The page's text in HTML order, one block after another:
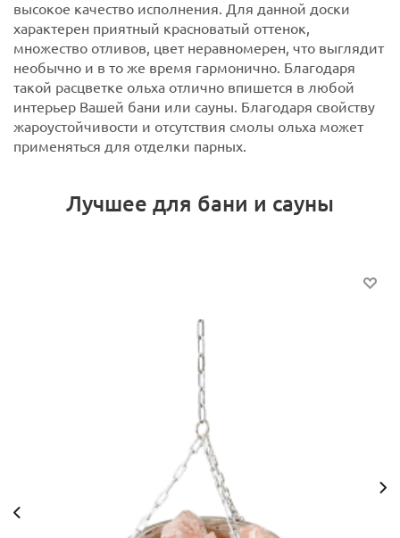
высокое качество исполнения. Для данной доски
характерен приятный красноватый оттенок,
множество отливов, цвет неравномерен, что выглядит
необычно и в то же время гармонично. Благодаря
такой расцветке ольха отлично впишется в любой
интерьер Вашей бани или сауны. Благодаря свойству
жароустойчивости и отсутствия смолы ольха может
применяться для отделки парных.
Лучшее для бани и сауны